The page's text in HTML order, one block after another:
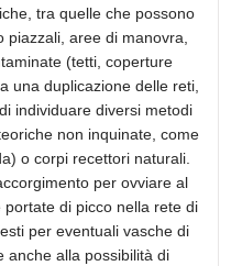
tra quelle che possono
piazzali, aree di manovra,
(tetti, coperture
una duplicazione delle reti,
individuare diversi metodi
non inquinate, come
o corpi recettori naturali.
per ovviare al
di picco nella rete di
per eventuali vasche di
anche alla possibilità di